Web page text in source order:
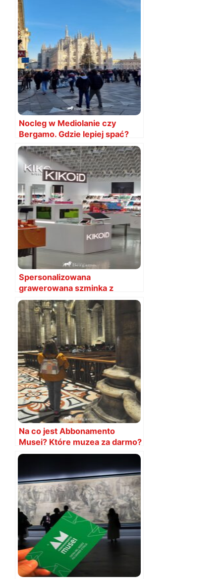
Nocleg w Mediolanie czy
Bergamo. Gdzie lepiej spać?
Spersonalizowana
grawerowana szminka z
Mediolanu. Gdzie? Cena
Na co jest Abbonamento
Musei? Które muzea za darmo?